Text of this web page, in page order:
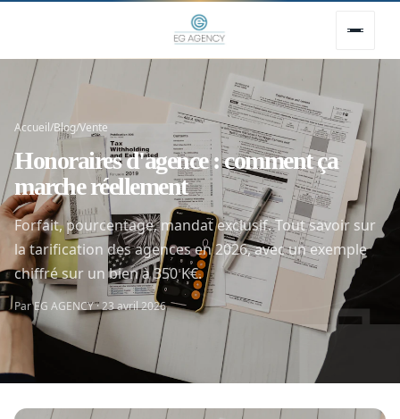
Accueil/Blog/Vente
Honoraires d'agence : comment ça
marche réellement
Forfait, pourcentage, mandat exclusif. Tout savoir sur
la tarification des agences en 2026, avec un exemple
chiffré sur un bien à 350 K€.
Par EG AGENCY · 23 avril 2026